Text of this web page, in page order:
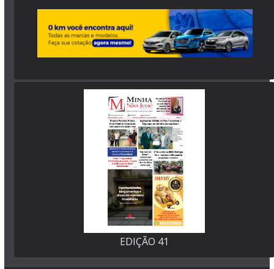
EDIÇÃO 41